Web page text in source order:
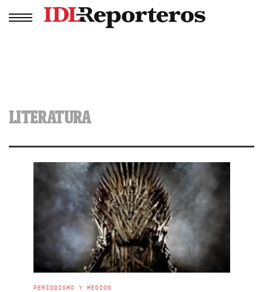
LITERATURA
PERIODISMO Y MEDIOS